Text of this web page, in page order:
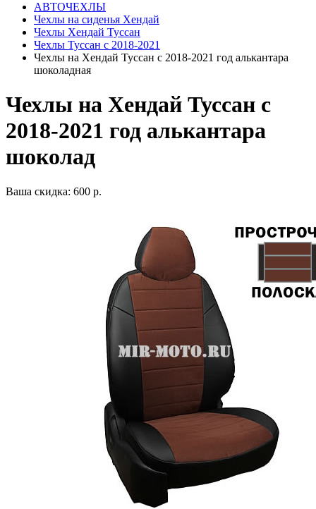
АВТОЧЕХЛЫ
Чехлы на сиденья Хендай
Чехлы Хендай Туссан
Чехлы Туссан с 2018-2021
Чехлы на Хендай Туссан с 2018-2021 год алькантара
шоколадная
Чехлы на Хендай Туссан с
2018-2021 год алькантара
шоколад
Ваша скидка: 600 р.